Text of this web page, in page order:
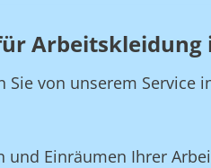
Arbeitskleidung
von unserem Service
Einräumen Ihrer